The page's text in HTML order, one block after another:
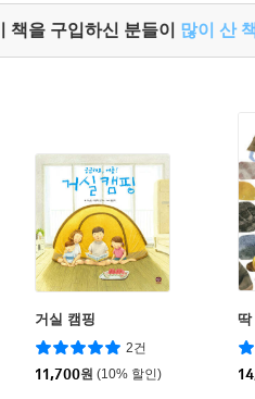
책을 구입하신 분들이 많이 산 책
거실 캠핑
2건
11,700원 (10% 할인)
딱